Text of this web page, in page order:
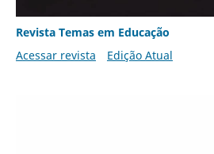
Revista Temas em Educação
Acessar revista
Edição Atual